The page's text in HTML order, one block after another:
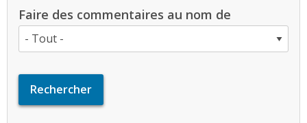
Faire des commentaires au nom de